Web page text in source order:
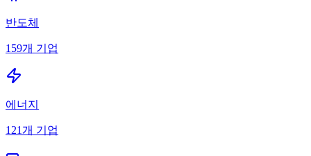
반도체
159개 기업
에너지
121개 기업